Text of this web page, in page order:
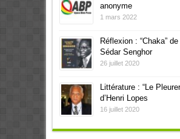
anonyme
1 mars 2022
Réflexion : “Chaka”
Sédar Senghor
26 juillet 2020
Littérature : “Le
d’Henri Lopes
16 juillet 2020